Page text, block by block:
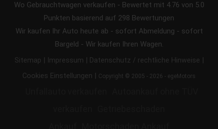
Wo Gebrauchtwagen verkaufen - Bewertet mit 4.76 von 5.0
Punkten basierend auf 298 Bewertungen
Wir kaufen Ihr Auto heute ab - sofort Abmeldung - sofort
Bargeld - Wir kaufen Ihren Wagen.
Sitemap | Impressum | Datenschutz / rechtliche Hinweise |
Cookies Einstellungen | Copyright © 2005 - 2026 - egeMotors